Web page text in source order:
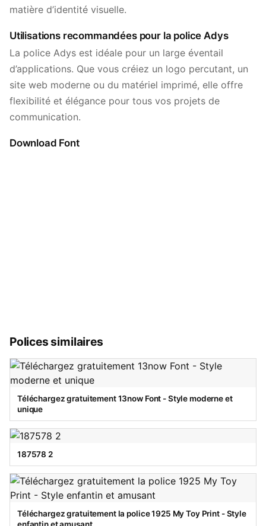
matière d’identité visuelle.
Utilisations recommandées pour la police Adys
La police Adys est idéale pour un large éventail
d’applications. Que vous créiez un logo percutant, un
site web moderne ou du matériel imprimé, elle offre
flexibilité et élégance pour tous vos projets de
communication.
Download Font
Polices similaires
Téléchargez gratuitement 13now Font - Style moderne et
unique
187578 2
Téléchargez gratuitement la police 1925 My Toy Print - Style